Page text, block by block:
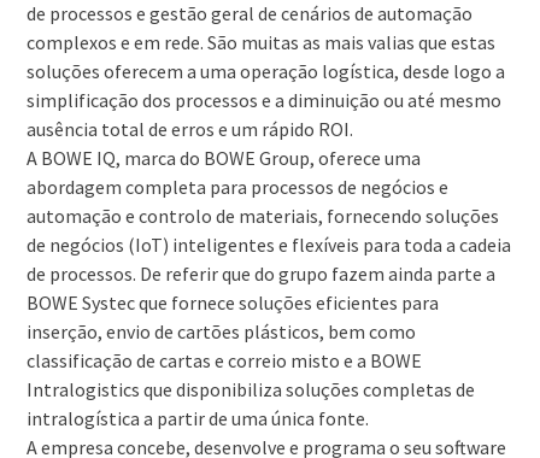
de processos e gestão geral de cenários de automação
complexos e em rede. São muitas as mais valias que estas
soluções oferecem a uma operação logística, desde logo a
simplificação dos processos e a diminuição ou até mesmo
ausência total de erros e um rápido ROI.
A BOWE IQ, marca do BOWE Group, oferece uma
abordagem completa para processos de negócios e
automação e controlo de materiais, fornecendo soluções
de negócios (IoT) inteligentes e flexíveis para toda a cadeia
de processos. De referir que do grupo fazem ainda parte a
BOWE Systec que fornece soluções eficientes para
inserção, envio de cartões plásticos, bem como
classificação de cartas e correio misto e a BOWE
Intralogistics que disponibiliza soluções completas de
intralogística a partir de uma única fonte.
A empresa concebe, desenvolve e programa o seu software